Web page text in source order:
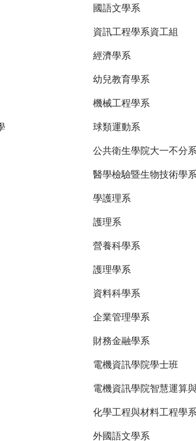
國語文學系
資訊工程學系資工組
經濟學系
幼兒教育學系
機械工程學系
球類運動系
公共衛生學院大一不分系
醫學檢驗暨生物技術學系
學護理系
護理系
營養科學系
護理學系
資料科學系
企業管理學系
財務金融學系
電機資訊學院學士班
電機資訊學院智慧運算
化學工程與材料工程學系
外國語文學系